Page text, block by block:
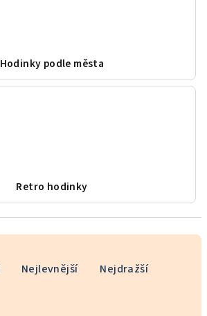
Hodinky podle města
Retro hodinky
Nejlevnější Nejdražší